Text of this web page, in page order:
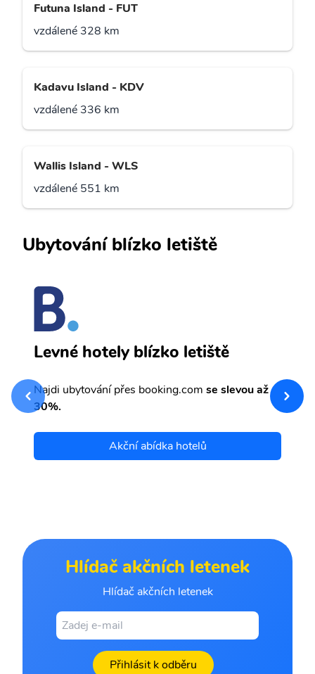
Futuna Island - FUT
vzdálené 328 km
Kadavu Island - KDV
vzdálené 336 km
Wallis Island - WLS
vzdálené 551 km
Ubytování blízko letiště
Levné hotely blízko letiště
Najdi ubytování přes booking.com se slevou až
30%.
Akční abídka hotelů
Hlídač akčních letenek
Hlídač akčních letenek
Přihlásit k odběru